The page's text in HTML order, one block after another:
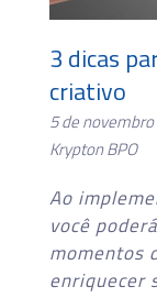
3 dicas
criativo
5 de
Krypton BPO
Ao
você
momentos
enriquecer